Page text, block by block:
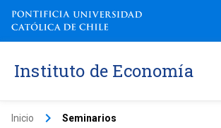
Instituto de Economía
Inicio keyboard_arrow_right Seminarios